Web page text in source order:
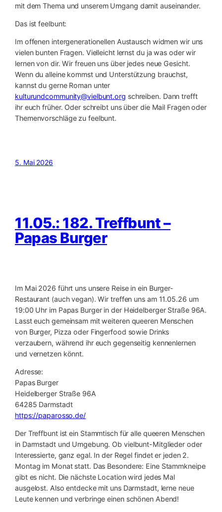
mit dem Thema und unserem Umgang damit auseinander.
Das ist feelbunt:
Im offenen intergenerationellen Austausch widmen wir uns
vielen bunten Fragen. Vielleicht lernst du ja was oder wir
lernen von dir. Wir freuen uns über jedes neue Gesicht.
Wenn du alleine kommst und Unterstützung brauchst,
kannst du gerne Roman unter
kulturundcommunity@vielbunt.org schreiben. Dann trefft
ihr euch früher. Oder schreibt uns über die Mail Fragen oder
Themenvorschläge zu feelbunt.
5. Mai 2026
11.05.: 182. Treffbunt –
Papas Burger
Im Mai 2026 führt uns unsere Reise in ein Burger-
Restaurant (auch vegan). Wir treffen uns am 11.05.26 um
19:00 Uhr im Papas Burger in der Heidelberger Straße 96A.
Lasst euch gemeinsam mit weiteren queeren Menschen
von Burger, Pizza oder Fingerfood sowie Drinks
verzaubern, während ihr euch gegenseitig kennenlernen
und vernetzen könnt.
Adresse:
Papas Burger
Heidelberger Straße 96A
64285 Darmstadt
https://paparosso.de/
Der Treffbunt ist ein Stammtisch für alle queeren Menschen
in Darmstadt und Umgebung. Ob vielbunt-Mitglieder oder
Interessierte, ganz egal. In der Regel findet er jeden 2.
Montag im Monat statt. Das Besondere: Eine Stammkneipe
gibt es nicht. Die nächste Location wird jedes Mal
ausgelost. Also entdecke mit uns Darmstadt, lerne neue
Leute kennen und verbringe einen schönen Abend!